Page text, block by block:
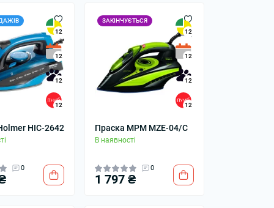
12
12
12
12
HIC-2642
0
ЗАКІНЧУЄТЬСЯ
12
12
12
12
Праска MPM MZE-04/C
В наявності
0
1 797 ₴